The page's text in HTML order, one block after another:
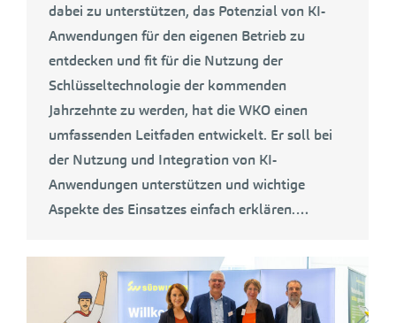
dabei zu unterstützen, das Potenzial von KI-
Anwendungen für den eigenen Betrieb zu
entdecken und fit für die Nutzung der
Schlüsseltechnologie der kommenden
Jahrzehnte zu werden, hat die WKO einen
umfassenden Leitfaden entwickelt. Er soll bei
der Nutzung und Integration von KI-
Anwendungen unterstützen und wichtige
Aspekte des Einsatzes einfach erklären.…